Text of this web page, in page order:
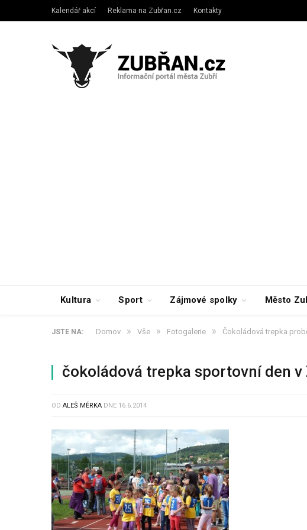
Kalendář akcí Reklama na Zubřan.cz Kontakty
Kultura Sport Zájmové spolky Město
JSTE NA: Domov » Vše » Fotogalerie » Čokoládová trepka
čokoládová trepka sportovní den
OD ALEŠ MĚRKA DNE 16.6.2014